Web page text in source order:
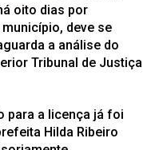
oito dias por
deve se
a análise do
Tribunal de Justiça
para a licença já foi
Hilda Ribeiro